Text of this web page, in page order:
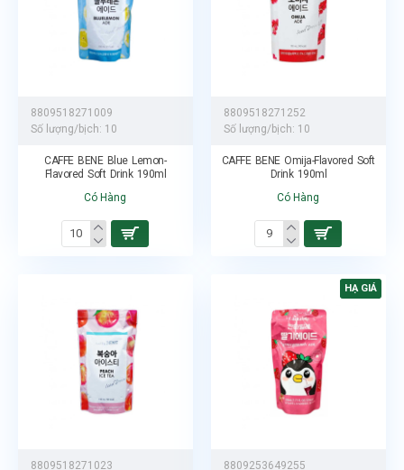
8809518271009
Số lượng/bịch: 10
CAFFE BENE Blue Lemon-
Flavored Soft Drink 190ml
Có Hàng
8809518271252
Số lượng/bịch: 10
CAFFE BENE Omija-Flavored Soft
Drink 190ml
Có Hàng
8809518271023
HẠ GIÁ
8809253649255